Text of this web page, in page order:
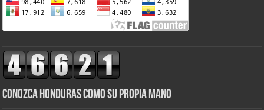
CONOZCA HONDURAS COMO SU PROPIA MANO